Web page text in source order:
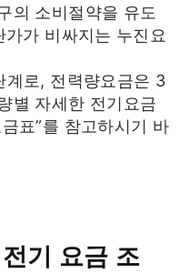
의 소비절약을 유도
가 비싸지는 누진요
계로, 전력량요금은 3
별 자세한 전기요금
표”를 참고하시기 바
기 요금 조